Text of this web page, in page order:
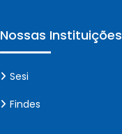
Nossas Instituições
Sesi
Findes